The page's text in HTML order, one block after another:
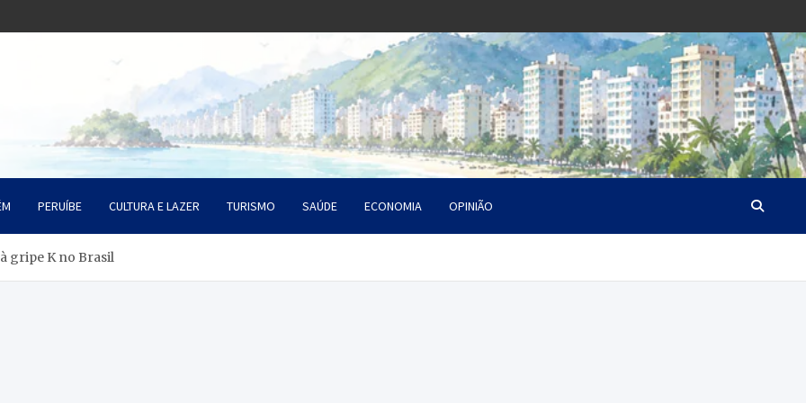
Litoral SP
PERUÍBE CULTURA E LAZER TURISMO SAÚDE ECONOMIA OPINIÃO
gripe K no Brasil